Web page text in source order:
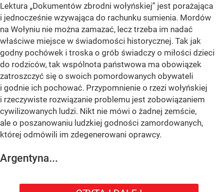
Lektura „Dokumentów zbrodni wołyńskiej” jest porażająca
i jednocześnie wzywająca do rachunku sumienia. Mordów
na Wołyniu nie można zamazać, lecz trzeba im nadać
właściwe miejsce w świadomości historycznej. Tak jak
godny pochówek i troska o grób świadczy o miłości dzieci
do rodziców, tak wspólnota państwowa ma obowiązek
zatroszczyć się o swoich pomordowanych obywateli
i godnie ich pochować. Przypomnienie o rzezi wołyńskiej
i rzeczywiste rozwiązanie problemu jest zobowiązaniem
cywilizowanych ludzi. Nikt nie mówi o żadnej zemście,
ale o poszanowaniu ludzkiej godności zamordowanych,
której odmówili im zdegenerowani oprawcy.
Argentyna...